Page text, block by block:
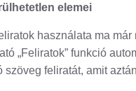
elemei
használata ma
„Feliratok” funkció
feliratát, amit